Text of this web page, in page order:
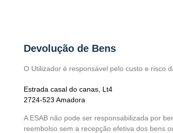
Devolução de Bens
O Utilizador é responsável pelo custo e risco
Estrada casal do canas, Lt4
2724-523 Amadora
A ESAB não pode ser responsabilizada por
reembolso sem a recepção efetiva dos bens